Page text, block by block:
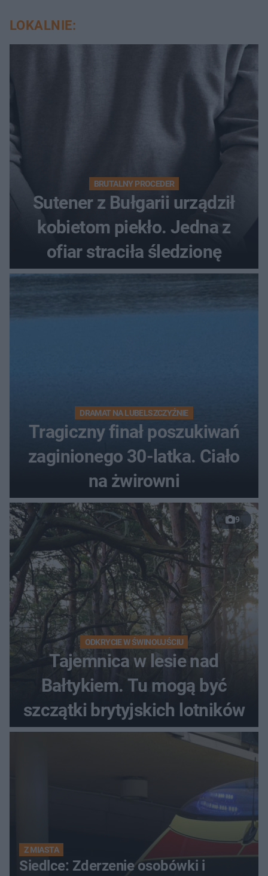
LOKALNIE:
BRUTALNY PROCEDER
Sutener z Bułgarii urządził
kobietom piekło. Jedna z
ofiar straciła śledzionę
DRAMAT NA LUBELSZCZYŹNIE
Tragiczny finał poszukiwań
zaginionego 30-latka. Ciało
na żwirowni
9
ODKRYCIE W ŚWINOUJŚCIU
Tajemnica w lesie nad
Bałtykiem. Tu mogą być
szczątki brytyjskich lotników
Z MIASTA
Siedlce: Zderzenie osobówki i